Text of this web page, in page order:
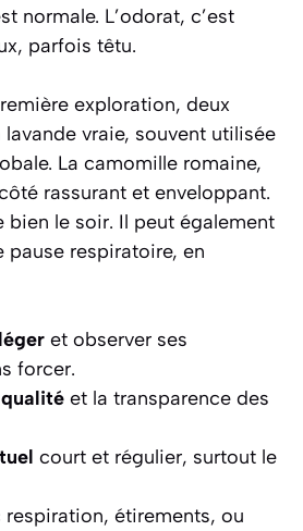
normale. L’odorat, c’est
parfois têtu.
exploration, deux
lavande vraie, souvent utilisée
La camomille romaine,
rassurant et enveloppant.
bien le soir. Il peut également
pause respiratoire, en
et observer ses
forcer.
et la transparence des
court et régulier, surtout le
étirements, ou